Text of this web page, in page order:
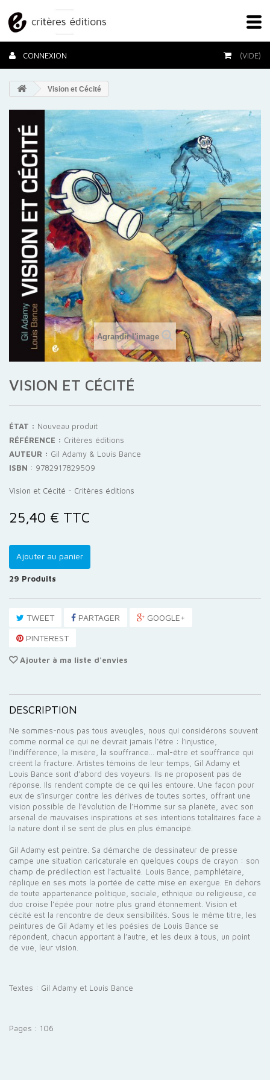
CONNEXION (VIDE)
Vision et Cécité
Agrandir l'image
VISION ET CÉCITÉ
ÉTAT : Nouveau produit
RÉFÉRENCE : Critères éditions
AUTEUR : Gil Adamy & Louis Bance
ISBN : 9782917829509
Vision et Cécité - Critères éditions
25,40 € TTC
Ajouter au panier
29 Produits
TWEET PARTAGER
GOOGLE+
PINTEREST
Ajouter à ma liste d'envies
DESCRIPTION
Ne sommes-nous pas tous aveugles, nous qui considérons souvent
comme normal ce qui ne devrait jamais l’être : l’injustice,
l’indifférence, la misère, la souffrance… mal-être et souffrance qui
créent la fracture. Artistes témoins de leur temps, Gil Adamy et
Louis Bance sont d’abord des voyeurs. Ils ne proposent pas de
réponse. Ils rendent compte de ce qui les entoure. Une façon pour
eux de s’insurger contre les dérives de toutes sortes, offrant une
vision possible de l’évolution de l’Homme sur sa planète, avec son
arsenal de mauvaises inspirations et ses intentions totalitaires face à
la nature dont il se sent de plus en plus émancipé.
Gil Adamy est peintre. Sa démarche de dessinateur de presse
campe une situation caricaturale en quelques coups de crayon : son
champ de prédilection est l’actualité. Louis Bance, pamphlétaire,
réplique en ses mots la portée de cette mise en exergue. En dehors
de toute appartenance politique, sociale, ethnique ou religieuse, ce
duo croise l’épée pour notre plus grand étonnement. Vision et
cécité est la rencontre de deux sensibilités. Sous le même titre, les
peintures de Gil Adamy et les poésies de Louis Bance se
répondent, chacun apportant à l’autre, et les deux à tous, un point
de vue, leur vision.
Textes : Gil Adamy et Louis Bance
Pages : 106